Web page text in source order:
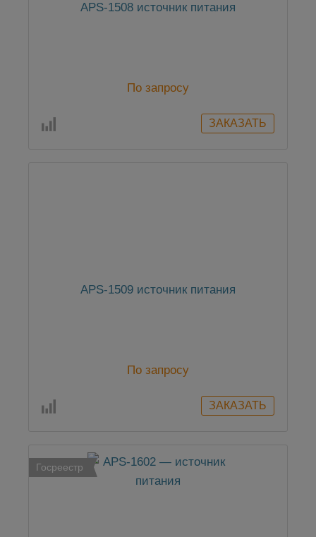
APS-1508 источник питания
По запросу
APS-1509 источник питания
По запросу
Госреестр